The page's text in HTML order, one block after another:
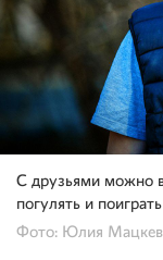
С друзьями можно
погулять и
Фото: Юлия